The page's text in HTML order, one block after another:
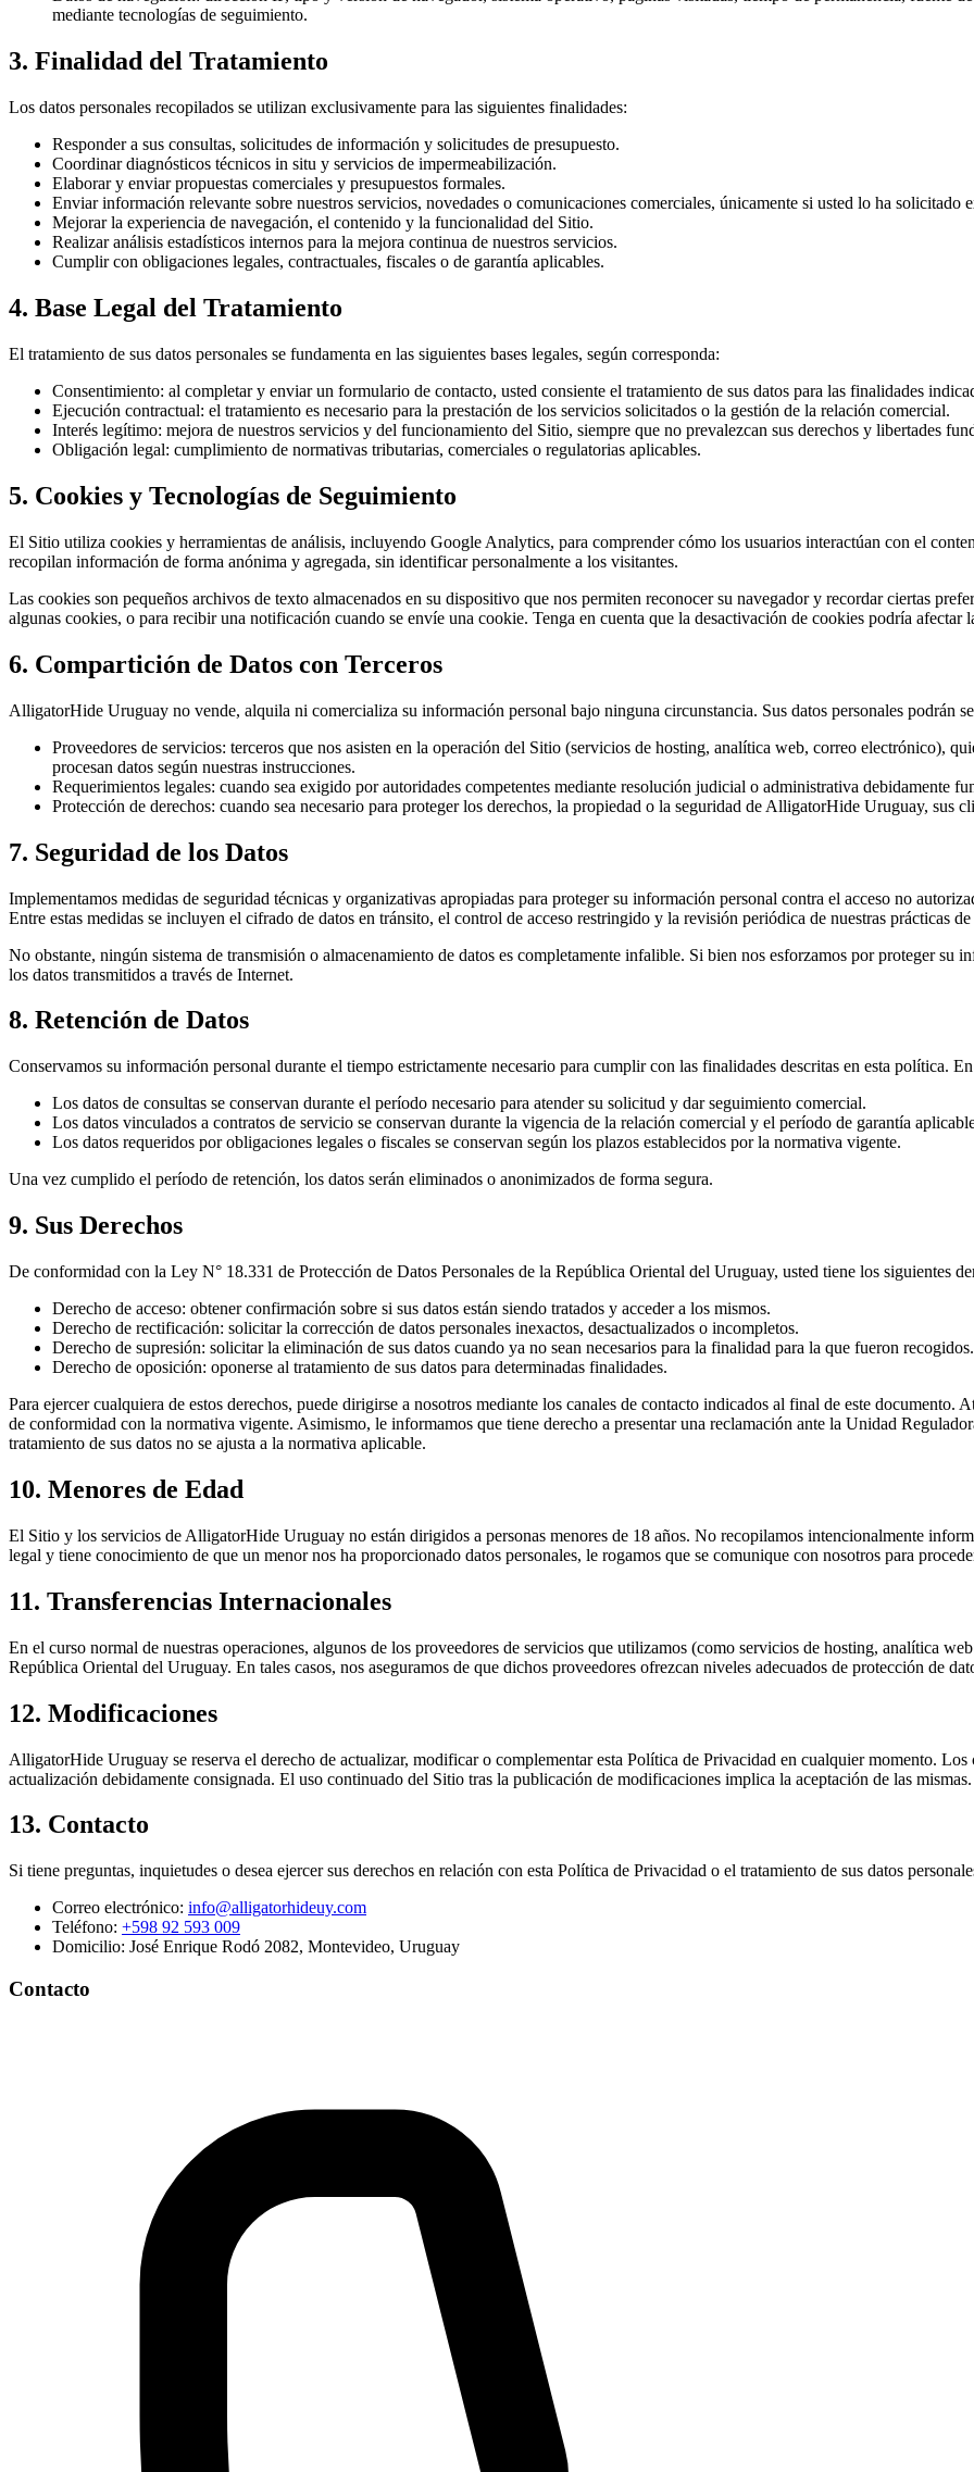
mediante tecnologías de seguimiento.
3. Finalidad del Tratamiento
Los datos personales recopilados se utilizan exclusivamente para las siguientes finalidades:
Responder a sus consultas, solicitudes de información y solicitudes de presupuesto.
Coordinar diagnósticos técnicos in situ y servicios de impermeabilización.
Elaborar y enviar propuestas comerciales y presupuestos formales.
Enviar información relevante sobre nuestros servicios, novedades o comunicaciones comerciales, únicamente si usted lo ha solicitado
Mejorar la experiencia de navegación, el contenido y la funcionalidad del Sitio.
Realizar análisis estadísticos internos para la mejora continua de nuestros servicios.
Cumplir con obligaciones legales, contractuales, fiscales o de garantía aplicables.
4. Base Legal del Tratamiento
El tratamiento de sus datos personales se fundamenta en las siguientes bases legales, según corresponda:
Consentimiento: al completar y enviar un formulario de contacto, usted consiente el tratamiento de sus datos para las finalidades
Ejecución contractual: el tratamiento es necesario para la prestación de los servicios solicitados o la gestión de la relación comercial.
Interés legítimo: mejora de nuestros servicios y del funcionamiento del Sitio, siempre que no prevalezcan sus derechos y libertades
Obligación legal: cumplimiento de normativas tributarias, comerciales o regulatorias aplicables.
5. Cookies y Tecnologías de Seguimiento
El Sitio utiliza cookies y herramientas de análisis, incluyendo Google Analytics, para comprender cómo los usuarios interactúan con el
recopilan información de forma anónima y agregada, sin identificar personalmente a los visitantes.
Las cookies son pequeños archivos de texto almacenados en su dispositivo que nos permiten reconocer su navegador y recordar ciertas
algunas cookies, o para recibir una notificación cuando se envíe una cookie. Tenga en cuenta que la desactivación de cookies podría afectar
6. Compartición de Datos con Terceros
AlligatorHide Uruguay no vende, alquila ni comercializa su información personal bajo ninguna circunstancia. Sus datos personales podrán
Proveedores de servicios: terceros que nos asisten en la operación del Sitio (servicios de hosting, analítica web, correo electrónico),
procesan datos según nuestras instrucciones.
Requerimientos legales: cuando sea exigido por autoridades competentes mediante resolución judicial o administrativa debidamente
Protección de derechos: cuando sea necesario para proteger los derechos, la propiedad o la seguridad de AlligatorHide Uruguay, sus
7. Seguridad de los Datos
Implementamos medidas de seguridad técnicas y organizativas apropiadas para proteger su información personal contra el acceso no
Entre estas medidas se incluyen el cifrado de datos en tránsito, el control de acceso restringido y la revisión periódica de nuestras prácticas de
No obstante, ningún sistema de transmisión o almacenamiento de datos es completamente infalible. Si bien nos esforzamos por proteger su
los datos transmitidos a través de Internet.
8. Retención de Datos
Conservamos su información personal durante el tiempo estrictamente necesario para cumplir con las finalidades descritas en esta política.
Los datos de consultas se conservan durante el período necesario para atender su solicitud y dar seguimiento comercial.
Los datos vinculados a contratos de servicio se conservan durante la vigencia de la relación comercial y el período de garantía
Los datos requeridos por obligaciones legales o fiscales se conservan según los plazos establecidos por la normativa vigente.
Una vez cumplido el período de retención, los datos serán eliminados o anonimizados de forma segura.
9. Sus Derechos
De conformidad con la Ley N° 18.331 de Protección de Datos Personales de la República Oriental del Uruguay, usted tiene los siguientes
Derecho de acceso: obtener confirmación sobre si sus datos están siendo tratados y acceder a los mismos.
Derecho de rectificación: solicitar la corrección de datos personales inexactos, desactualizados o incompletos.
Derecho de supresión: solicitar la eliminación de sus datos cuando ya no sean necesarios para la finalidad para la que fueron recogidos.
Derecho de oposición: oponerse al tratamiento de sus datos para determinadas finalidades.
Para ejercer cualquiera de estos derechos, puede dirigirse a nosotros mediante los canales de contacto indicados al final de este
de conformidad con la normativa vigente. Asimismo, le informamos que tiene derecho a presentar una reclamación ante la Unidad
tratamiento de sus datos no se ajusta a la normativa aplicable.
10. Menores de Edad
El Sitio y los servicios de AlligatorHide Uruguay no están dirigidos a personas menores de 18 años. No recopilamos intencionalmente
legal y tiene conocimiento de que un menor nos ha proporcionado datos personales, le rogamos que se comunique con nosotros para
11. Transferencias Internacionales
En el curso normal de nuestras operaciones, algunos de los proveedores de servicios que utilizamos (como servicios de hosting, analítica
República Oriental del Uruguay. En tales casos, nos aseguramos de que dichos proveedores ofrezcan niveles adecuados de protección de
12. Modificaciones
AlligatorHide Uruguay se reserva el derecho de actualizar, modificar o complementar esta Política de Privacidad en cualquier momento.
actualización debidamente consignada. El uso continuado del Sitio tras la publicación de modificaciones implica la aceptación de las
13. Contacto
Si tiene preguntas, inquietudes o desea ejercer sus derechos en relación con esta Política de Privacidad o el tratamiento de sus datos
Correo electrónico: info@alligatorhideuy.com
Teléfono: +598 92 593 009
Domicilio: José Enrique Rodó 2082, Montevideo, Uruguay
Contacto